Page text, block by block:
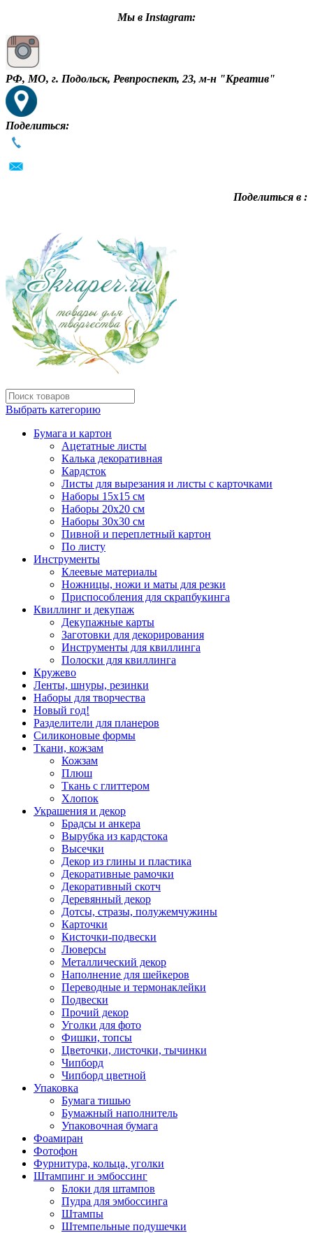
Мы в Instagram:
РФ, МО, г. Подольск, Ревпроспект, 23, м-н "Креатив"
Поделиться:
Поделиться в :
Выбрать категорию
Бумага и картон
Ацетатные листы
Калька декоративная
Кардсток
Листы для вырезания и листы с карточками
Наборы 15х15 см
Наборы 20х20 см
Наборы 30х30 см
Пивной и переплетный картон
По листу
Инструменты
Клеевые материалы
Ножницы, ножи и маты для резки
Приспособления для скрапбукинга
Квиллинг и декупаж
Декупажные карты
Заготовки для декорирования
Инструменты для квиллинга
Полоски для квиллинга
Кружево
Ленты, шнуры, резинки
Наборы для творчества
Новый год!
Разделители для планеров
Силиконовые формы
Ткани, кожзам
Кожзам
Плюш
Ткань с глиттером
Хлопок
Украшения и декор
Брадсы и анкера
Вырубка из кардстока
Высечки
Декор из глины и пластика
Декоративные рамочки
Декоративный скотч
Деревянный декор
Дотсы, стразы, полужемчужины
Карточки
Кисточки-подвески
Люверсы
Металлический декор
Наполнение для шейкеров
Переводные и термонаклейки
Подвески
Прочий декор
Уголки для фото
Фишки, топсы
Цветочки, листочки, тычинки
Чипборд
Чипборд цветной
Упаковка
Бумага тишью
Бумажный наполнитель
Упаковочная бумага
Фоамиран
Фотофон
Фурнитура, кольца, уголки
Штампинг и эмбоссинг
Блоки для штампов
Пудра для эмбоссинга
Штампы
Штемпельные подушечки